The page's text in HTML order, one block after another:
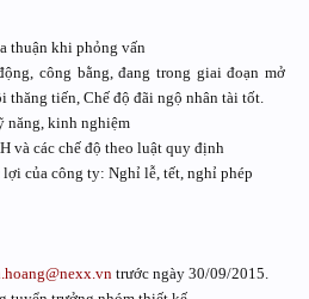
thuận khi phỏng vấn
công bằng, đang trong giai đoạn mở
thăng tiến, Chế độ đãi ngộ nhân tài tốt.
năng, kinh nghiệm
và các chế độ theo luật quy định
của công ty: Nghỉ lễ, tết, nghỉ phép
trước ngày 30/09/2015.